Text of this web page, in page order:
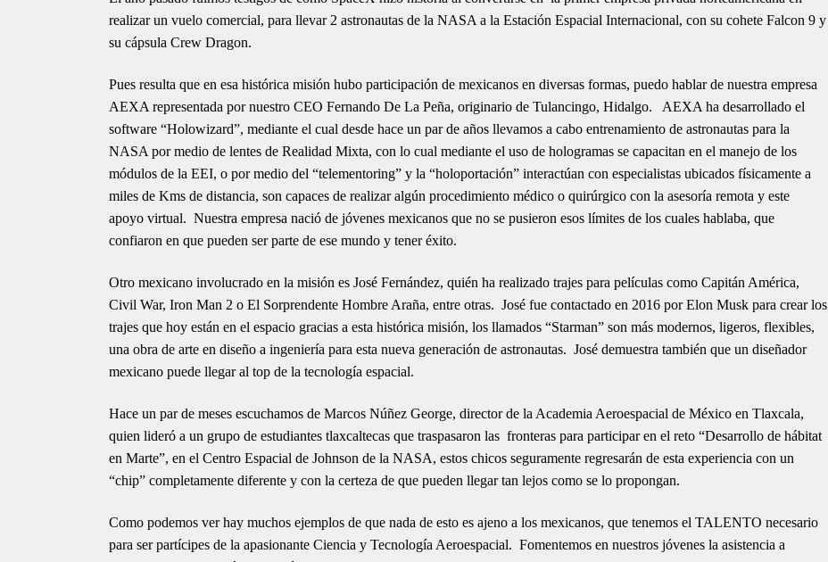
realizar un vuelo comercial, para llevar 2 astronautas de la NASA a la Estación Espacial Internacional, con su cohete Falcon 9 y
su cápsula Crew Dragon.
Pues resulta que en esa histórica misión hubo participación de mexicanos en diversas formas, puedo hablar de nuestra empresa
AEXA representada por nuestro CEO Fernando De La Peña, originario de Tulancingo, Hidalgo. AEXA ha desarrollado el
software “Holowizard”, mediante el cual desde hace un par de años llevamos a cabo entrenamiento de astronautas para la
NASA por medio de lentes de Realidad Mixta, con lo cual mediante el uso de hologramas se capacitan en el manejo de los
módulos de la EEI, o por medio del “telementoring” y la “holoportación” interactúan con especialistas ubicados físicamente a
miles de Kms de distancia, son capaces de realizar algún procedimiento médico o quirúrgico con la asesoría remota y este
apoyo virtual. Nuestra empresa nació de jóvenes mexicanos que no se pusieron esos límites de los cuales hablaba, que
confiaron en que pueden ser parte de ese mundo y tener éxito.
Otro mexicano involucrado en la misión es José Fernández, quién ha realizado trajes para películas como Capitán América,
Civil War, Iron Man 2 o El Sorprendente Hombre Araña, entre otras. José fue contactado en 2016 por Elon Musk para crear los
trajes que hoy están en el espacio gracias a esta histórica misión, los llamados “Starman” son más modernos, ligeros, flexibles,
una obra de arte en diseño a ingeniería para esta nueva generación de astronautas. José demuestra también que un diseñador
mexicano puede llegar al top de la tecnología espacial.
Hace un par de meses escuchamos de Marcos Núñez George, director de la Academia Aeroespacial de México en Tlaxcala,
quien lideró a un grupo de estudiantes tlaxcaltecas que traspasaron las fronteras para participar en el reto “Desarrollo de hábitat
en Marte”, en el Centro Espacial de Johnson de la NASA, estos chicos seguramente regresarán de esta experiencia con un
“chip” completamente diferente y con la certeza de que pueden llegar tan lejos como se lo propongan.
Como podemos ver hay muchos ejemplos de que nada de esto es ajeno a los mexicanos, que tenemos el TALENTO necesario
para ser partícipes de la apasionante Ciencia y Tecnología Aeroespacial. Fomentemos en nuestros jóvenes la asistencia a